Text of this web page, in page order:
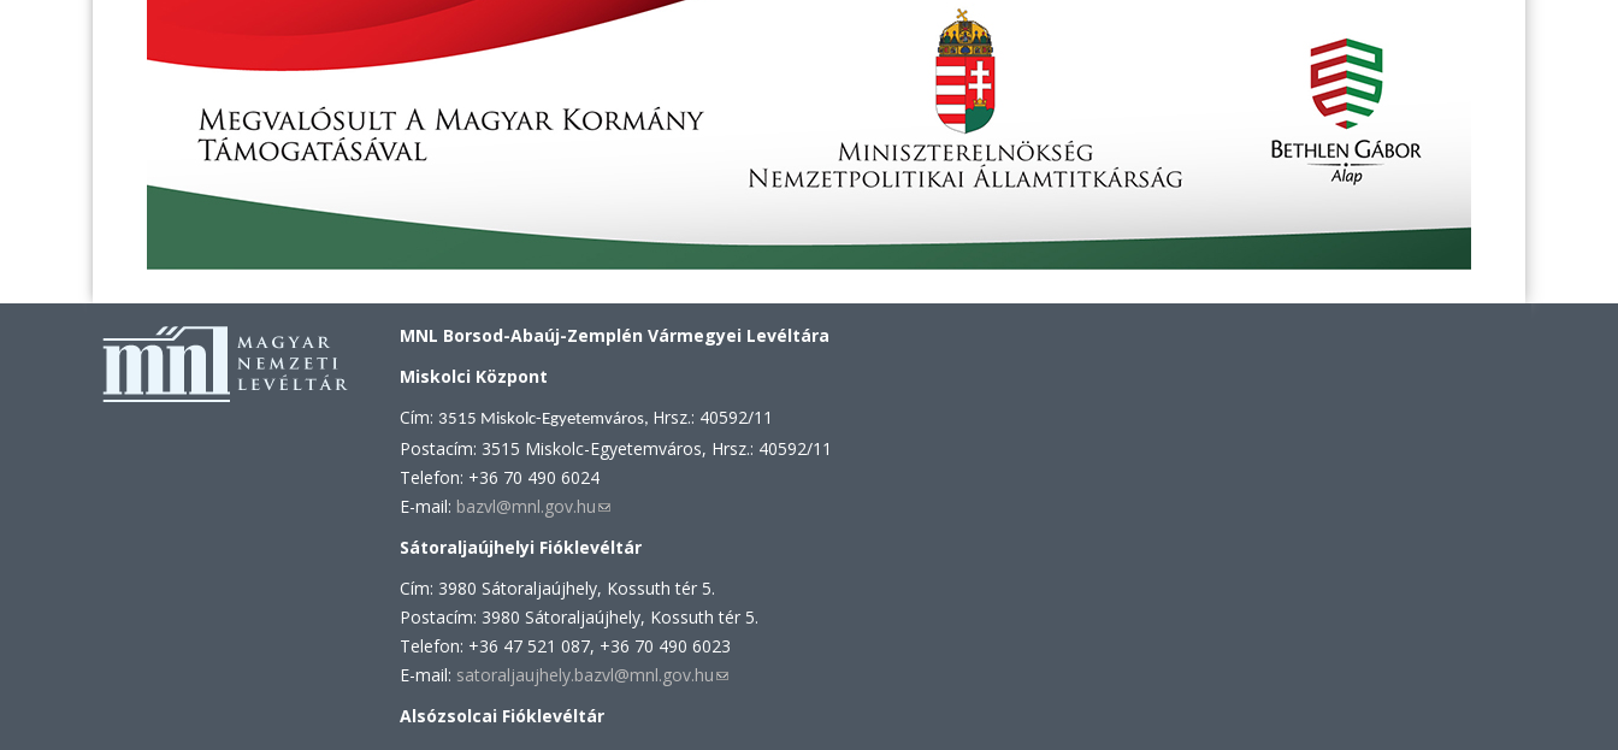
MNL Borsod-Abaúj-Zemplén Vármegyei Levéltára
Miskolci Központ
Cím: 3515 Miskolc-Egyetemváros, Hrsz.: 40592/11
Postacím: 3515 Miskolc-Egyetemváros, Hrsz.: 40592/11
Telefon: +36 70 490 6024
E-mail: bazvl@mnl.gov.hu(link
sends
mail)
Sátoraljaújhelyi Fióklevéltár
Cím: 3980 Sátoraljaújhely, Kossuth tér 5.
Postacím: 3980 Sátoraljaújhely, Kossuth tér 5.
Telefon: +36 47 521 087, +36 70 490 6023
E-mail: satoraljaujhely.bazvl@mnl.gov.hu(link
Alsózsolcai Fióklevéltár